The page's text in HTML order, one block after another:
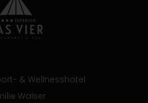
& Wellnesshotel
Walser